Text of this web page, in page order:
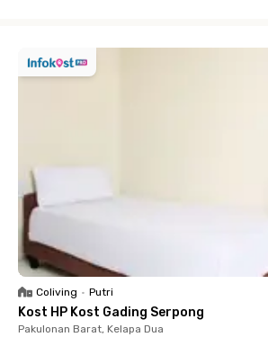
Coliving • Putri
Kost HP Kost Gading Serpong
Pakulonan Barat, Kelapa Dua